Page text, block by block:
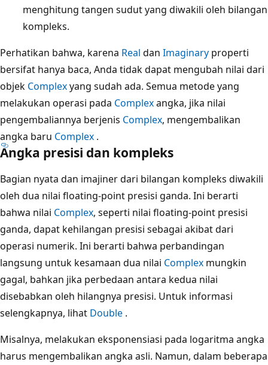
menghitung tangen sudut yang diwakili oleh bilangan
kompleks.
Perhatikan bahwa, karena Real dan Imaginary properti
bersifat hanya baca, Anda tidak dapat mengubah nilai dari
objek Complexyang sudah ada. Semua metode yang
melakukan operasi pada Complexangka, jika nilai
pengembaliannya berjenis Complex, mengembalikan
angka baru Complex .
Angka presisi dan kompleks
Bagian nyata dan imajiner dari bilangan kompleks diwakili
oleh dua nilai floating-point presisi ganda. Ini berarti
bahwa nilai Complex, seperti nilai floating-point presisi
ganda, dapat kehilangan presisi sebagai akibat dari
operasi numerik. Ini berarti bahwa perbandingan
langsung untuk kesamaan dua nilai Complex mungkin
gagal, bahkan jika perbedaan antara kedua nilai
disebabkan oleh hilangnya presisi. Untuk informasi
selengkapnya, lihat Double .
Misalnya, melakukan eksponensiasi pada logaritma angka
harus mengembalikan angka asli. Namun, dalam beberapa